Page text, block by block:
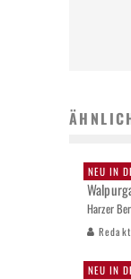
NEU IN
Harzer
NEU IN